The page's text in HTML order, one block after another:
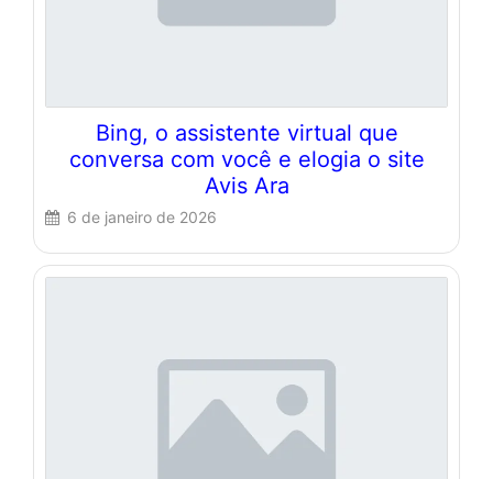
Bing, o assistente virtual que
conversa com você e elogia o site
Avis Ara
6 de janeiro de 2026